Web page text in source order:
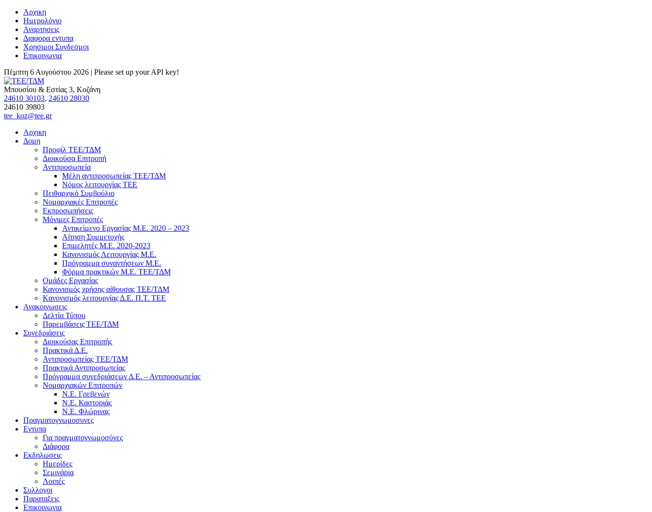
Αρχικη
Ημερολόγιο
Αναρτησεις
Διαφορα εντυπα
Χρησιμοι Συνδεσμοι
Επικοινωνια
Πέμπτη 6 Αυγούστου 2026 | Please set up your API key!
Μπουσίου & Εστίας 3, Κοζάνη
24610 30103, 24610 28030
24610 39803
tee_koz@tee.gr
Αρχικη
Δομη
Προφίλ ΤΕΕ/ΤΔΜ
Διοικούσα Επιτροπή
Αντιπροσωπεία
Μέλη αντιπροσωπείας ΤΕΕ/ΤΔΜ
Νόμος λειτουργίας ΤΕΕ
Πειθαρχικό Συμβούλιο
Νομαρχιακές Επιτροπές
Εκπροσωπήσεις
Μόνιμες Επιτροπές
Αντικείμενο Εργασίας Μ.Ε. 2020 – 2023
Αίτηση Συμμετοχής
Επιμελητές Μ.Ε. 2020-2023
Κανονισμός Λειτουργίας Μ.Ε.
Πρόγραμμα συναντήσεων M.E.
Φόρμα πρακτικών Μ.Ε. ΤΕΕ/ΤΔΜ
Ομάδες Εργασίας
Κανονισμός χρήσης αίθουσας ΤΕΕ/ΤΔΜ
Kανονισμός λειτουργίας Δ.Ε. Π.Τ. ΤΕΕ
Ανακοινωσεις
Δελτία Τύπου
Παρεμβάσεις ΤΕΕ/ΤΔΜ
Συνεδριάσεις
Διοικούσας Επιτροπής
Πρακτικά Δ.Ε.
Αντιπροσωπείας ΤΕΕ/ΤΔΜ
Πρακτικά Αντιπροσωπείας
Πρόγραμμα συνεδριάσεων Δ.Ε. – Αντιπροσωπείας
Νομαρχιακών Επιτροπών
Ν.Ε. Γρεβενών
Ν.Ε. Καστοριάς
Ν.Ε. Φλώρινας
Πραγματογνωμοσυνες
Εντυπα
Για πραγματογνωμοσύνες
Διάφορα
Εκδηλωσεις
Ημερίδες
Σεμινάρια
Λοιπές
Συλλογοι
Παραταξεις
Επικοινωνια